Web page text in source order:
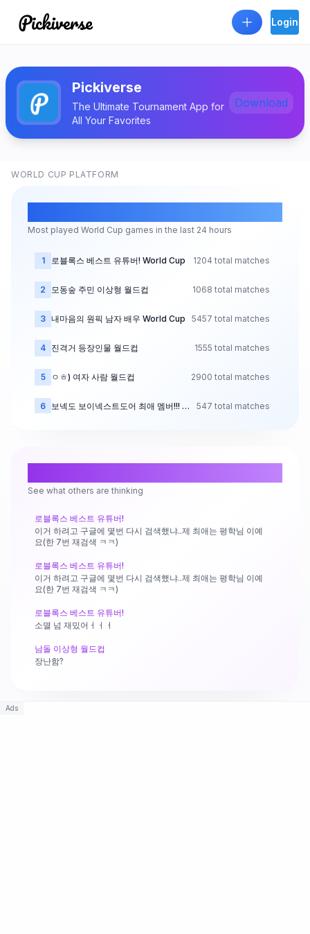
Login
Pickiverse
The Ultimate Tournament App for
All Your Favorites
Download
WORLD CUP PLATFORM
Most played World Cup games in the last 24 hours
1 로블록스 베스트 유튜버! World Cup 1204 total matches
2 모동숲 주민 이상형 월드컵 1068 total matches
3 내마음의 원픽 남자 배우 World Cup 5457 total matches
4 진격거 등장인물 월드컵 1555 total matches
5 ㅇㅎ) 여자 사람 월드컵 2900 total matches
6 보넥도 보이넥스트도어 최애 멤버!!! 547 total matches
8 남돌 이상형 월드컵 66 total matches
9 AV 배우 월드컵! 몰래 보세요...
10
See what others are thinking
로블록스 베스트 유튜버!
이거 하려고 구글에 몇번 다시 검색했냐..제 최애는 평학님 이예
요(한 7번 재검색 ㅋㅋ)
로블록스 베스트 유튜버!
이거 하려고 구글에 몇번 다시 검색했냐..제 최애는 평학님 이예
요(한 7번 재검색 ㅋㅋ)
로블록스 베스트 유튜버!
소멸 넘 재밌어ㅓㅓㅓ
남돌 이상형 월드컵
장난함?
Ads